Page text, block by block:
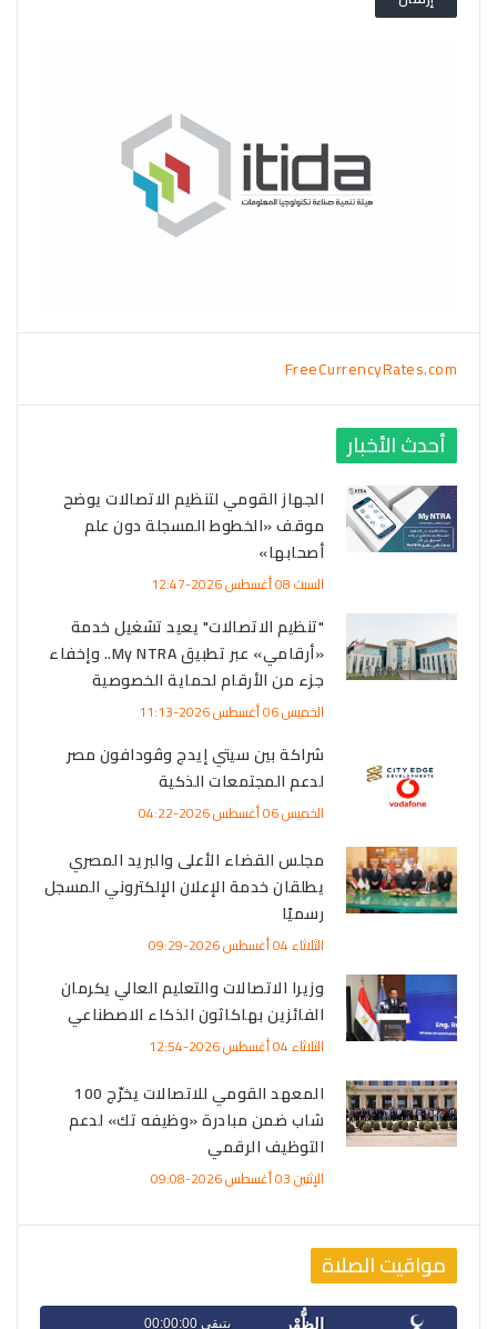
FreeCurrencyRates.com
أحدث الأخبار
الجهاز القومي لتنظيم الاتصالات يوضح
موقف «الخطوط المسجلة دون علم
أصحابها»
السبت 08 أغسطس 2026-12:47
"تنظيم الاتصالات" يعيد تشغيل خدمة
«أرقامي» عبر تطبيق My NTRA.. وإخفاء
جزء من الأرقام لحماية الخصوصية
الخميس 06 أغسطس 2026-11:13
شراكة بين سيتي إيدج وڤودافون مصر
لدعم المجتمعات الذكية
الخميس 06 أغسطس 2026-04:22
مجلس القضاء الأعلى والبريد المصري
يطلقان خدمة الإعلان الإلكتروني المسجل
رسميًا
الثلاثاء 04 أغسطس 2026-09:29
وزيرا الاتصالات والتعليم العالي يكرمان
الفائزين بهاكاثون الذكاء الاصطناعي
الثلاثاء 04 أغسطس 2026-12:54
المعهد القومي للاتصالات يخرّج 100
شاب ضمن مبادرة «وظيفه تك» لدعم
التوظيف الرقمي
الإثنين 03 أغسطس 2026-09:08
مواقيت الصلاة